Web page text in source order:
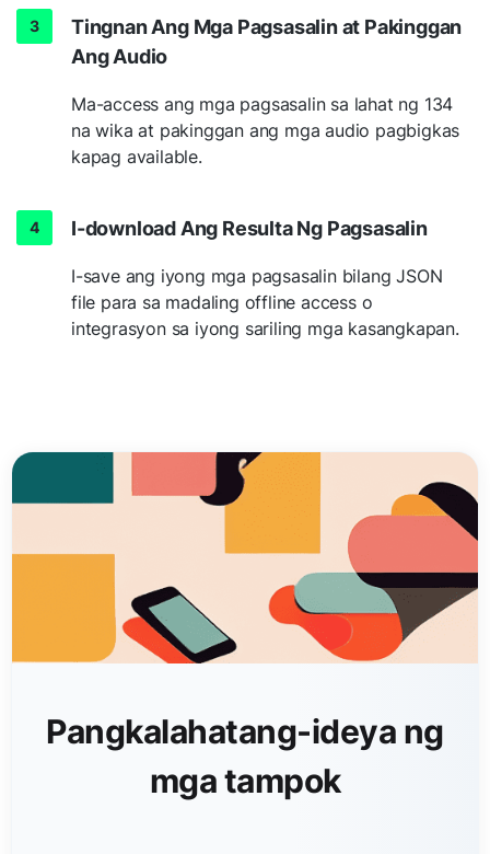
Tingnan Ang Mga Pagsasalin at Pakinggan
Ang Audio
Ma-access ang mga pagsasalin sa lahat ng 134
na wika at pakinggan ang mga audio pagbigkas
kapag available.
I-download Ang Resulta Ng Pagsasalin
I-save ang iyong mga pagsasalin bilang JSON
file para sa madaling offline access o
integrasyon sa iyong sariling mga kasangkapan.
Pangkalahatang-ideya ng
mga tampok